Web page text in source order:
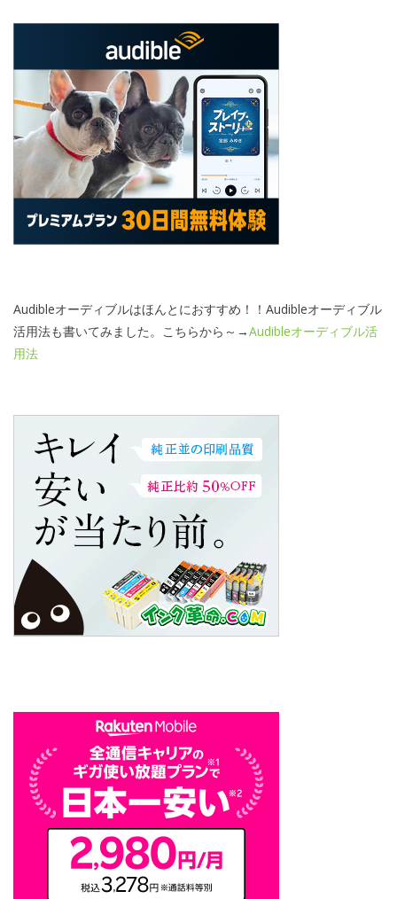
Audibleオーディブルはほんとにおすすめ！！Audibleオーディブル
活用法も書いてみました。こちらから～→Audibleオーディブル活
用法